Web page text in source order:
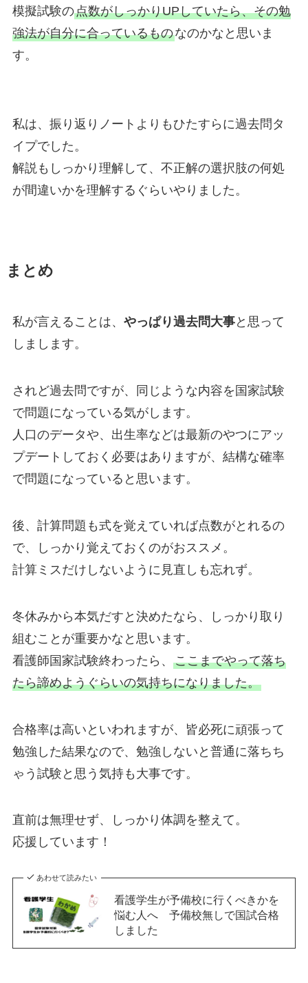
模擬試験の点数がしっかりUPしていたら、その勉
強法が自分に合っているものなのかなと思いま
す。
私は、振り返りノートよりもひたすらに過去問タ
イプでした。
解説もしっかり理解して、不正解の選択肢の何処
が間違いかを理解するぐらいやりました。
まとめ
私が言えることは、 やっぱり過去問大事と思って
しまします。
されど過去問ですが、同じような内容を国家試験
で問題になっている気がします。
人口のデータや、出生率などは最新のやつにアッ
プデートしておく必要はありますが、結構な確率
で問題になっていると思います。
後、計算問題も式を覚えていれば点数がとれるの
で、しっかり覚えておくのがおススメ。
計算ミスだけしないように見直しも忘れず。
冬休みから本気だすと決めたなら、しっかり取り
組むことが重要かなと思います。
看護師国家試験終わったら、 ここまでやって落ち
たら諦めようぐらいの気持ちになりました。
合格率は高いといわれますが、皆必死に頑張って
勉強した結果なので、勉強しないと普通に落ちち
ゃう試験と思う気持も大事です。
直前は無理せず、しっかり体調を整えて。
応援しています！
あわせて読みたい
看護学生が予備校に行くべきかを
悩む人へ 予備校無しで国試合格
しました